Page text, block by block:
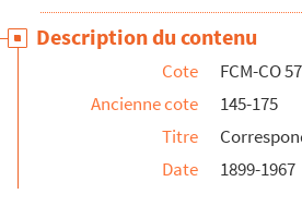
Feifer, E. & Cie
Fortin fils & Deschamps
Fouche, Frédéric
Fouqueray, P.
Description du contenu
Cote
FCM-CO
Ancienne cote
145-175
Titre
Date
1899-1967